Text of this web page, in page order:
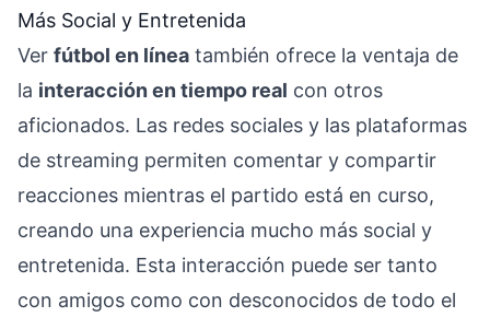
Más Social y Entretenida
Ver fútbol en línea también ofrece la ventaja de
la interacción en tiempo real con otros
aficionados. Las redes sociales y las plataformas
de streaming permiten comentar y compartir
reacciones mientras el partido está en curso,
creando una experiencia mucho más social y
entretenida. Esta interacción puede ser tanto
con amigos como con desconocidos de todo el